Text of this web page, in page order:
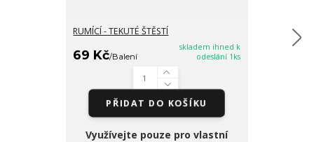
RUMÍCÍ - TEKUTÉ ŠTĚSTÍ
69 Kč/Balení
skladem ihned k
odeslání 1ks
PŘIDAT DO KOŠÍKU
Využívejte pouze pro vlastní
PRO ŠTĚSTÍ -
MEDVÍDCI